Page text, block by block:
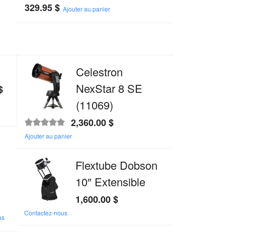
329.95$ Ajouter au panier
Celestron
NexStar 8 SE
(11069)
5
2,360.00$
Ajouter au panier
Flextube Dobson
10″ Extensible
1,600.00$
Contactez-nous